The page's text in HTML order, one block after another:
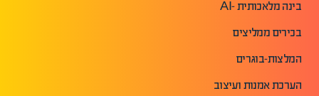
בינה מלאכותית -AI
בכירים ממליצים
המלצות-בוגרים
הערכת אמנות ועיצוב